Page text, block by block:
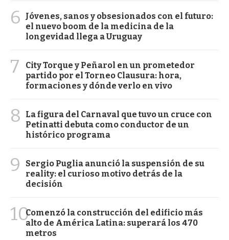
6
Jóvenes, sanos y obsesionados con el futuro:
el nuevo boom de la medicina de la
longevidad llega a Uruguay
7
City Torque y Peñarol en un prometedor
partido por el Torneo Clausura: hora,
formaciones y dónde verlo en vivo
8
La figura del Carnaval que tuvo un cruce con
Petinatti debuta como conductor de un
histórico programa
9
Sergio Puglia anunció la suspensión de su
reality: el curioso motivo detrás de la
decisión
10Comenzó la construcción del edificio más
alto de América Latina: superará los 470
metros